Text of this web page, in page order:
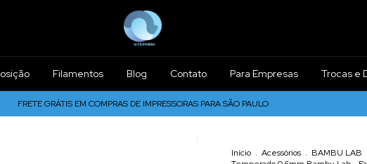
Filamentos Blog Contato Para Empresas Trocas e
FRETE GRÁTIS EM COMPRAS DE IMPRESSORAS PARA SÃO PAULO
Início . Acessórios . BAMBU LAB